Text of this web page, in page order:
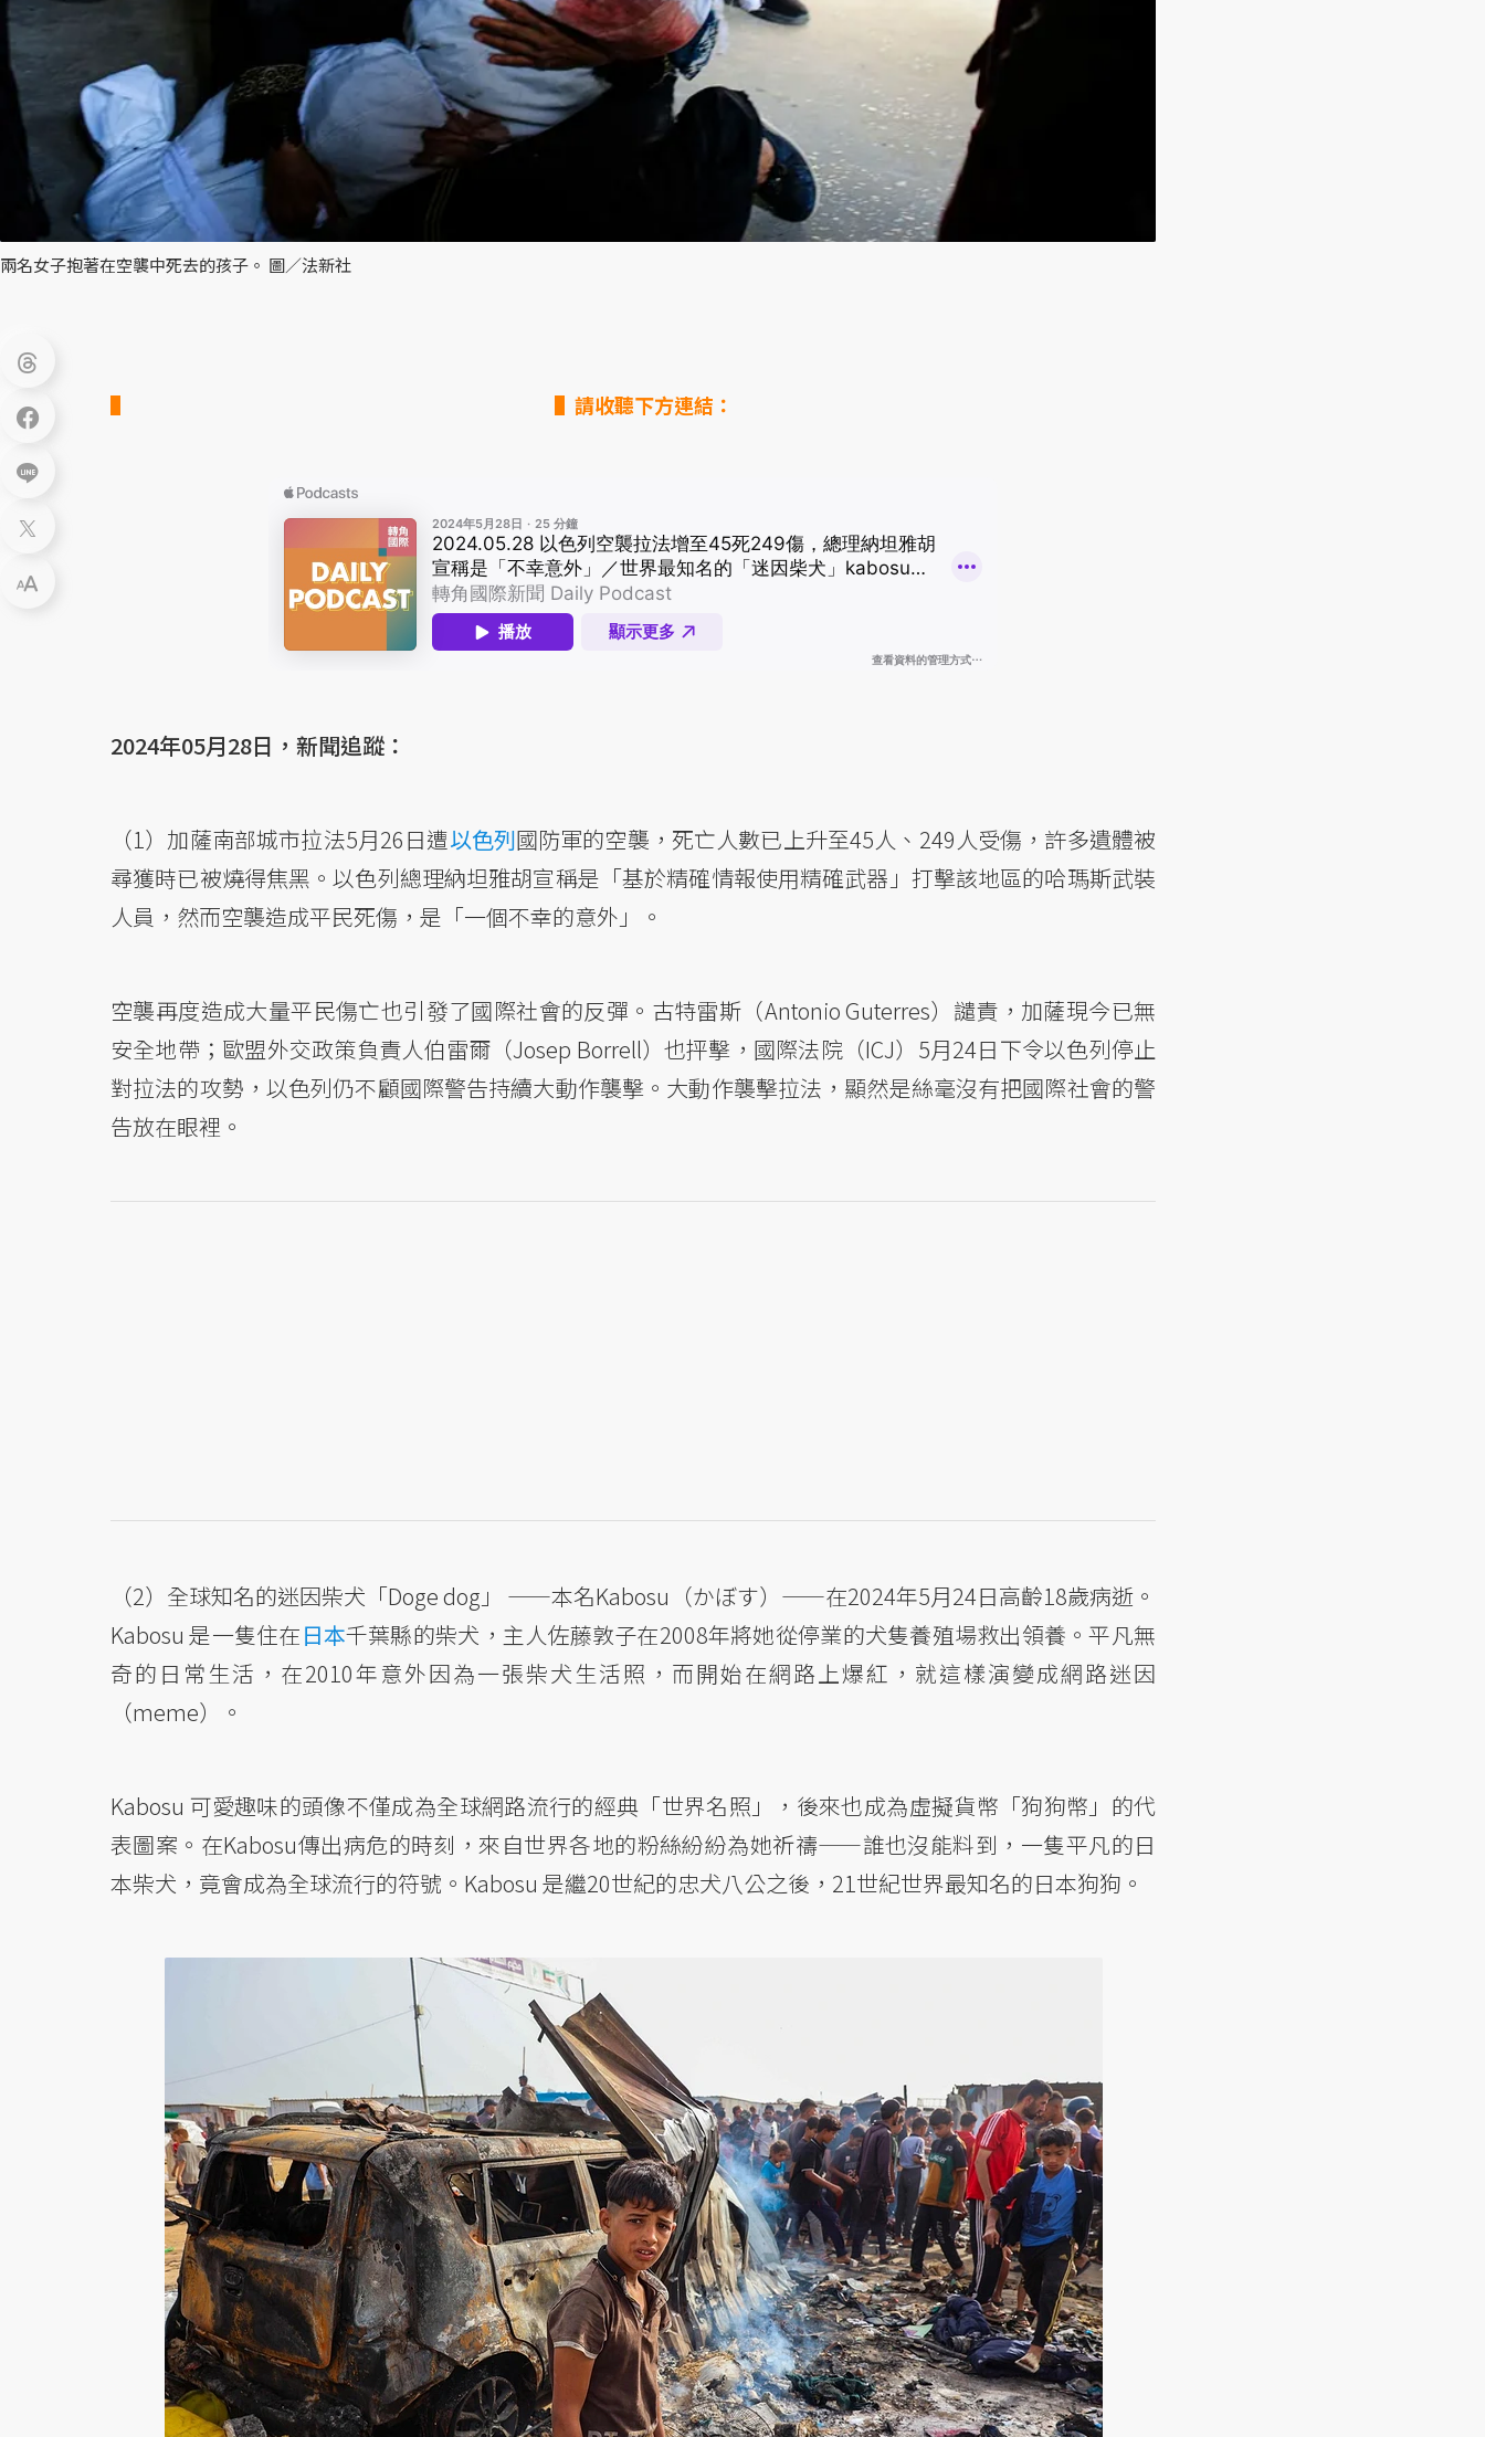
兩名女子抱著在空襲中死去的孩子。 圖／法新社
▌請收聽下方連結：
2024年05月28日，新聞追蹤：
（1）加薩南部城市拉法5月26日遭以色列國防軍的空襲，死亡人數已上升至45人、249人受傷，許多遺體被
尋獲時已被燒得焦黑。以色列總理納坦雅胡宣稱是「基於精確情報使用精確武器」打擊該地區的哈瑪斯武裝
人員，然而空襲造成平民死傷，是「一個不幸的意外」。
空襲再度造成大量平民傷亡也引發了國際社會的反彈。古特雷斯（Antonio Guterres）譴責，加薩現今已無
安全地帶；歐盟外交政策負責人伯雷爾（Josep Borrell）也抨擊，國際法院（ICJ）5月24日下令以色列停止
對拉法的攻勢，以色列仍不顧國際警告持續大動作襲擊。大動作襲擊拉法，顯然是絲毫沒有把國際社會的警
告放在眼裡。
（2）全球知名的迷因柴犬「Doge dog」 ——本名Kabosu（かぼす）——在2024年5月24日高齡18歲病逝。
Kabosu 是一隻住在日本千葉縣的柴犬，主人佐藤敦子在2008年將她從停業的犬隻養殖場救出領養。平凡無
奇的日常生活，在2010年意外因為一張柴犬生活照，而開始在網路上爆紅，就這樣演變成網路迷因
（meme）。
Kabosu 可愛趣味的頭像不僅成為全球網路流行的經典「世界名照」，後來也成為虛擬貨幣「狗狗幣」的代
表圖案。在Kabosu傳出病危的時刻，來自世界各地的粉絲紛紛為她祈禱——誰也沒能料到，一隻平凡的日
本柴犬，竟會成為全球流行的符號。Kabosu 是繼20世紀的忠犬八公之後，21世紀世界最知名的日本狗狗。